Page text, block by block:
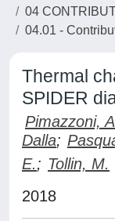
04
04.01 -
Thermal
SPIDER
Pimazzoni,
Dalla;
E.; Tollin, M.
2018